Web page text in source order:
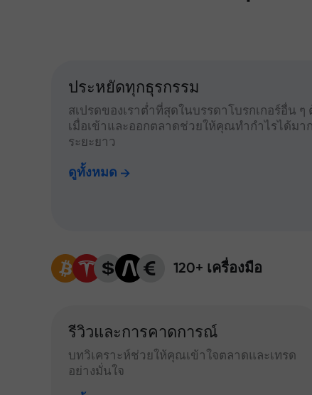
ประหยัดทุกธุรกรรม
สเปรดของเราต่ำที่สุดในบรรดาโบรกเกอร์อื่น
เมื่อเข้าและออกตลาดช่วยให้คุณทำกำไรได้มา
ระยะยาว
ดูทั้งหมด
120+ เครื่องมือ
รีวิวและการคาดการณ์
บทวิเคราะห์ช่วยให้คุณเข้าใจตลาดและเทรด
อย่างมั่นใจ